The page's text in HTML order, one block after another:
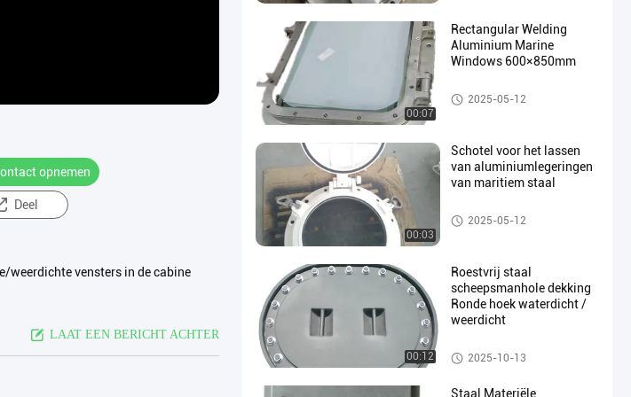
opnemen
Deel
weerdichte vensters in de cabine
LAAT EEN BERICHT ACHTER
00:07
Rectangular Welding
Aluminium Marine
Windows 600×850mm
Mariene Vensters
2025-05-12
00:03
Schotel voor het lassen
van aluminiumlegeringen
van maritiem staal
Mariene Vensters
2025-05-12
00:12
Roestvrij staal
scheepsmanhole dekking
Ronde hoek waterdicht /
weerdicht
Mariene Broedseldekking
2025-10-13
Staal Materiële